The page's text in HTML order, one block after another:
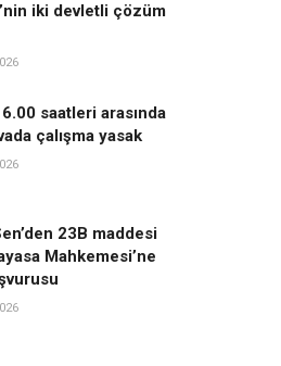
iki devletli çözüm
saatleri arasında
çalışma yasak
23B maddesi
Mahkemesi’ne